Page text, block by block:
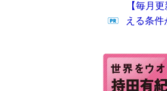
【毎月
える条